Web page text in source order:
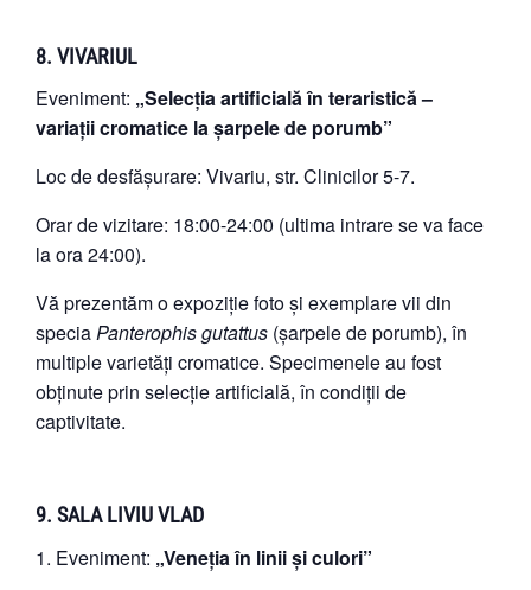
8. VIVARIUL
Eveniment: „Selecția artificială în teraristică –
variații cromatice la șarpele de porumb”
Loc de desfășurare: Vivariu, str. Clinicilor 5-7.
Orar de vizitare: 18:00-24:00 (ultima intrare se va face
la ora 24:00).
Vă prezentăm o expoziție foto și exemplare vii din
speciaPanterophis gutattus (șarpele de porumb), în
multiple varietăți cromatice. Specimenele au fost
obținute prin selecție artificială, în condiții de
captivitate.
9. SALA LIVIU VLAD
Eveniment: „Veneția în linii și culori”